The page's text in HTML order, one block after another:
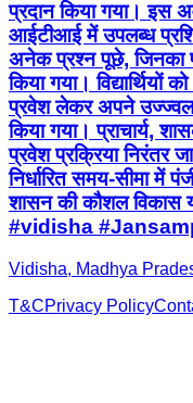
प्रदान किया गया। इस
आईटीआई में उपलब्ध
अनेक प्रश्न पूछे, जिनका
किया गया।
प्रवेश लेकर अपने उज्ज्वल
किया गया। प्राचार्य,
प्रवेश प्रक्रिया निरंतर
निर्धारित समय-सीमा में
शासन की कौशल विकास
#vidisha
Vidisha, Madhya
T&CPrivacy Policy